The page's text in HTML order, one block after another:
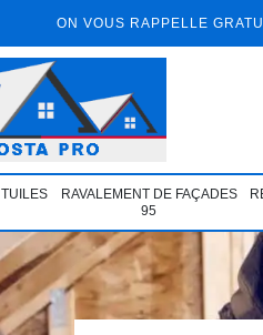
ON VOUS RAPPELLE
RAVALEMENT DE FAÇADES
95